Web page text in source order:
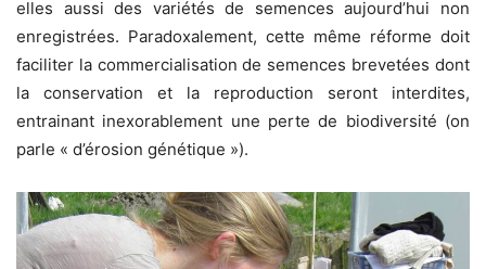
elles aussi des variétés de semences aujourd’hui non
enregistrées. Paradoxalement, cette même réforme doit
faciliter la commercialisation de semences brevetées dont
la conservation et la reproduction seront interdites,
entrainant inexorablement une perte de biodiversité (on
parle « d’érosion génétique »).